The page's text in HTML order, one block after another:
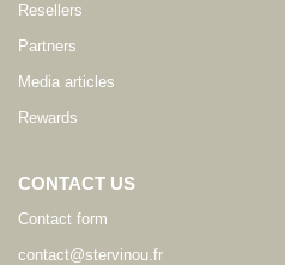
Resellers
Partners
Media articles
Rewards
CONTACT US
Contact form
contact@stervinou.fr